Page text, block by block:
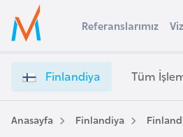
Ülke Seçimi
Başvuru yapmak istediğiniz ülkeyi seçin
Üye
Girişi
Referanslarımız
Finlandiya Tüm
Anasayfa Finlandiya
s
t
r
a